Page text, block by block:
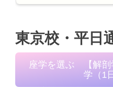
東京校・平日
座学を選ぶ 【解剖
学（1